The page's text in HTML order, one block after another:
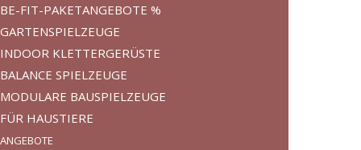
BE-FIT-PAKETANGEBOTE %
GARTENSPIELZEUGE
INDOOR KLETTERGERÜSTE
BALANCE SPIELZEUGE
MODULARE BAUSPIELZEUGE
FÜR HAUSTIERE
ANGEBOTE